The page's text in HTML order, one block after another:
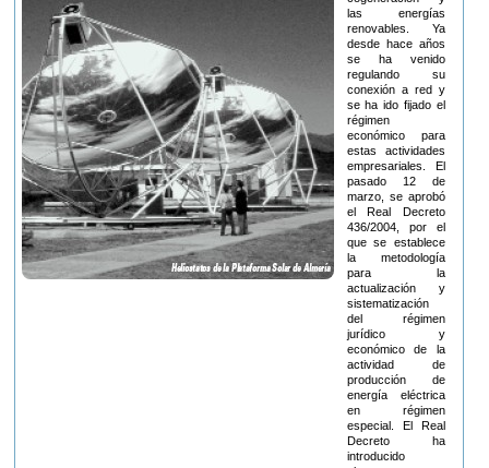
las energías
renovables. Ya
desde hace años
se ha venido
regulando su
conexión a red y
se ha ido fijado el
régimen
económico para
estas actividades
empresariales. El
pasado 12 de
marzo, se aprobó
el Real Decreto
436/2004, por el
que se establece
la metodología
para la
actualización y
sistematización
del régimen
jurídico y
económico de la
actividad de
producción de
energía eléctrica
en régimen
especial. El Real
Decreto ha
introducido